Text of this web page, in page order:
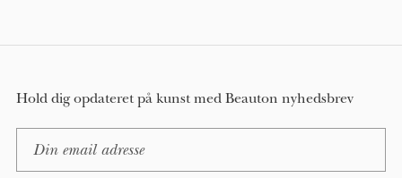
Hold dig opdateret på kunst med Beauton nyhedsbrev